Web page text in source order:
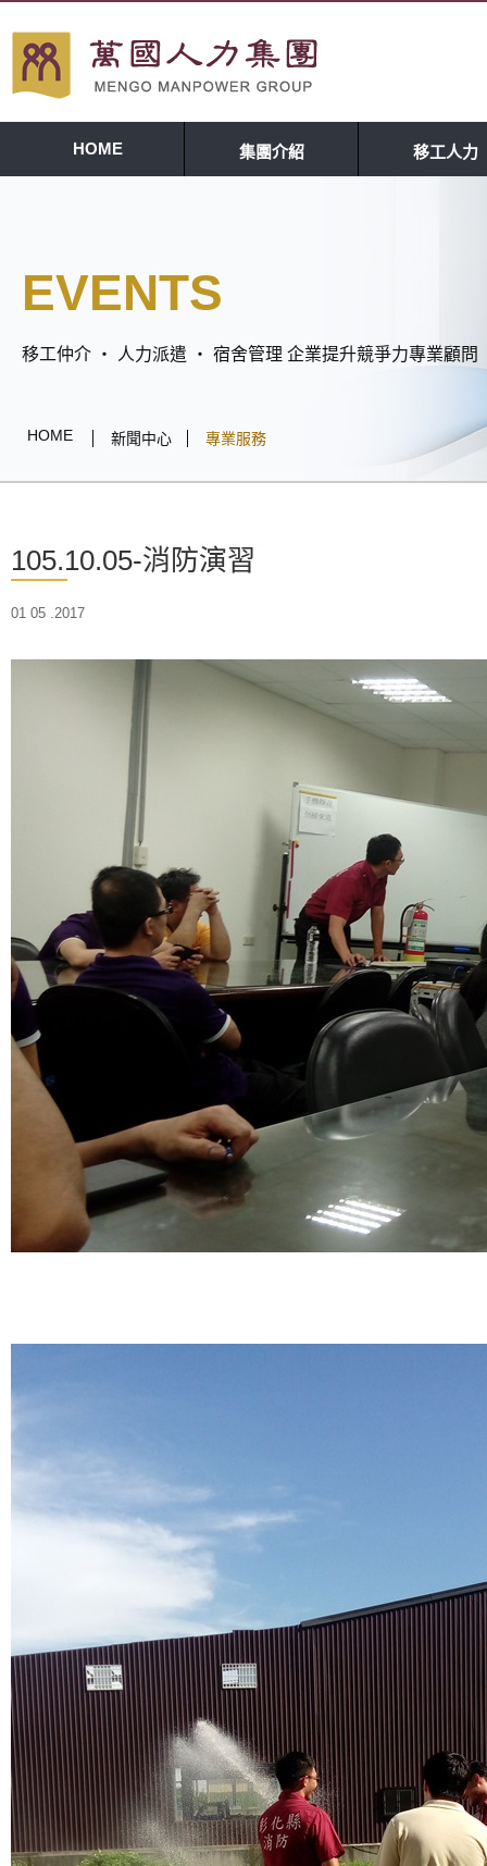
HOME 集團介紹 移工人力
EVENTS
移工仲介 ‧ 人力派遣 ‧ 宿舍管理 企業提升競爭力專業顧問
HOME 新聞中心 專業服務
105.10.05-消防演習
01 05 .2017